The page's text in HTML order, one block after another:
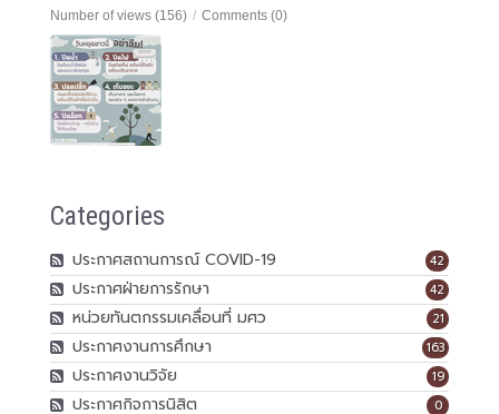
Number of views (156) / Comments (0)
Categories
42
ประกาศสถานการณ์ COVID-19
42
ประกาศฝ่ายการรักษา
21
หน่วยทันตกรรมเคลื่อนที่ มศว
163
ประกาศงานการศึกษา
19
ประกาศงานวิจัย
0
ประกาศกิจการนิสิต